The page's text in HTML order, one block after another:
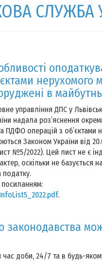
СЛУЖБА
нерухомого
в
управління ДПС у
надала роз’яснення
ПДФО операцій з об’єктами
Законом України від
№5/2022). Цей лист не є
оскільки не базується
податку.
.
законодавства
доби, 24/7 та в будь-